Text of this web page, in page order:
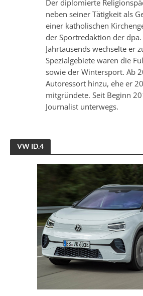
Der diplomierte
neben seiner Tätigkeit als
einer katholischen
der Sportredaktion der dpa.
Jahrtausends wechselte er
Spezialgebiete waren die
sowie der Wintersport. Ab
Autoressort hinzu, ehe er
mitgründete. Seit Beginn
Journalist unterwegs.
VW ID.4